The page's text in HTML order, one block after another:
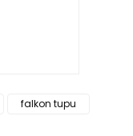
falkon tupu